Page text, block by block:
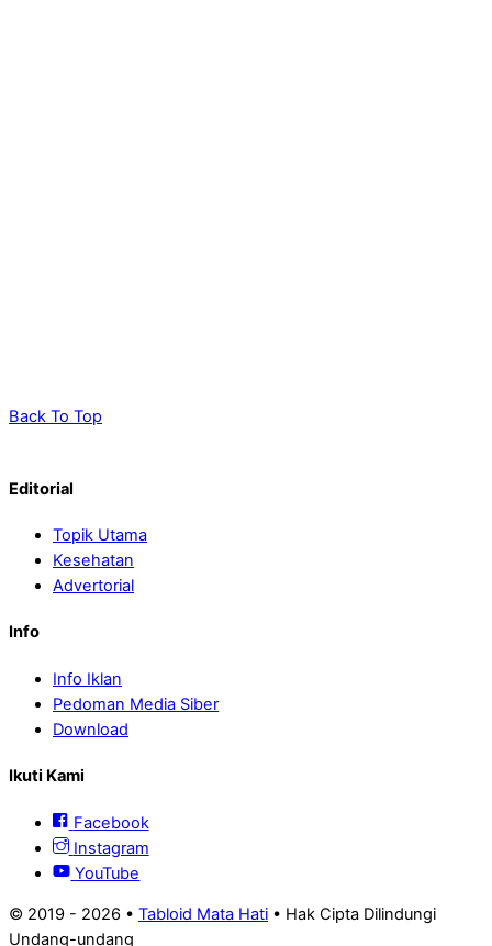
Back To Top
Editorial
Topik Utama
Kesehatan
Advertorial
Info
Info Iklan
Pedoman Media Siber
Download
Ikuti Kami
Facebook
Instagram
YouTube
© 2019 - 2026 • Tabloid Mata Hati • Hak Cipta Dilindungi
Undang-undang